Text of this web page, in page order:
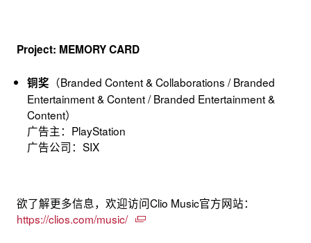
Project: MEMORY CARD
铜奖 （Branded Content & Collaborations / Branded
Entertainment & Content / Branded Entertainment &
Content）
广告主：PlayStation
广告公司：SIX
欲了解更多信息，欢迎访问Clio Music官方网站：
https://clios.com/music/